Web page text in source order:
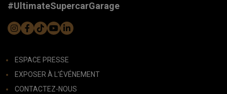
#UltimateSupercarGarage
ESPACE PRESSE
EXPOSER À L’ÉVÉNEMENT
CONTACTEZ-NOUS